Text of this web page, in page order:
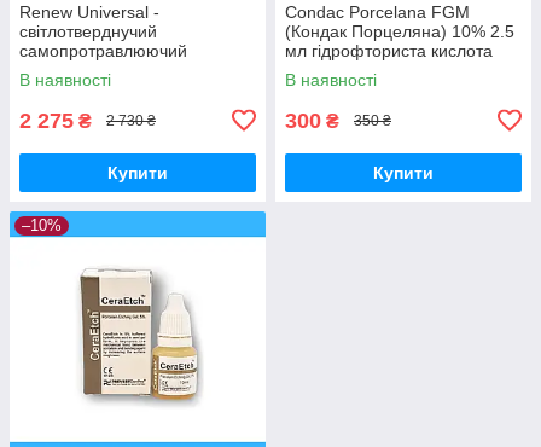
Renew Universal -
світлотверднучий
самопротравлюючий
однокомпонентний Бонд 2шт
х 5мл
В наявності
2 275 ₴ 2 730 ₴
Купити
Condac Porcelana FGM
(Кондак Порцеляна) 10% 2.5
мл гідрофториста кислота
для протруювання кераміки
В наявності
300 ₴ 350 ₴
Купити
–10%